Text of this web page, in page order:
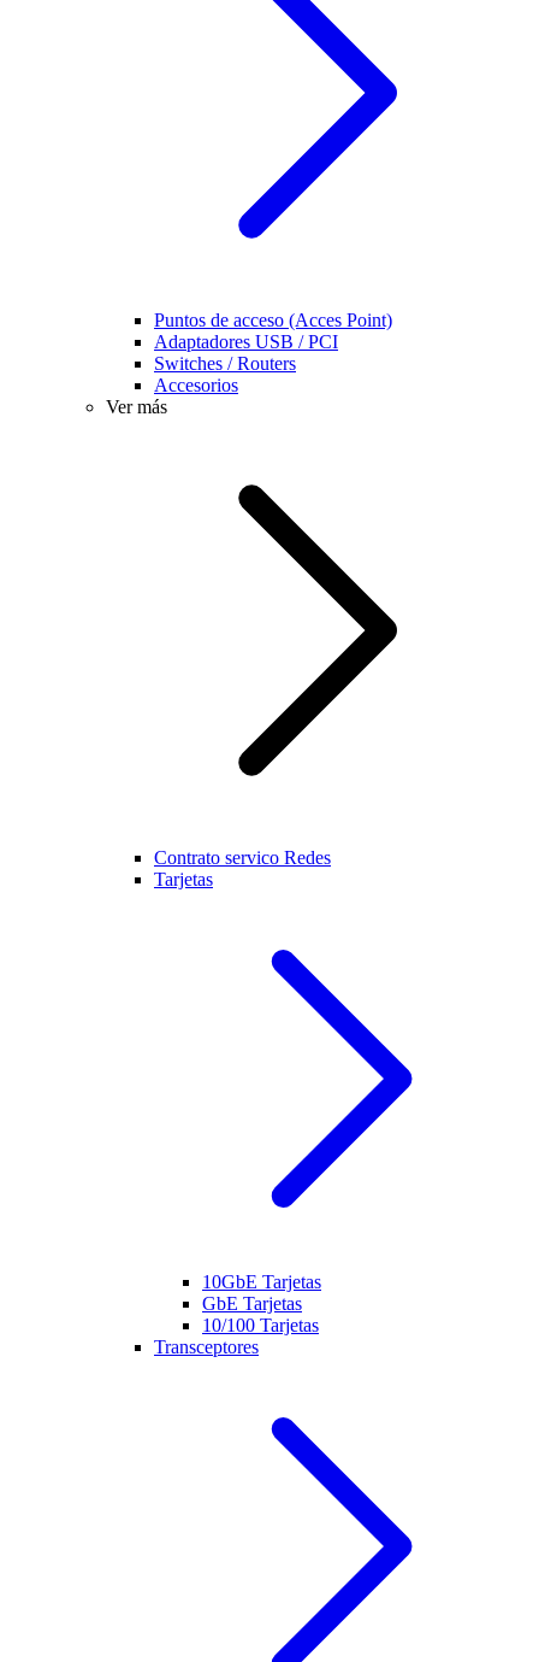
Puntos de acceso (Acces Point)
Adaptadores USB / PCI
Switches / Routers
Accesorios
Ver más
Contrato servico Redes
Tarjetas
10GbE Tarjetas
GbE Tarjetas
10/100 Tarjetas
Transceptores